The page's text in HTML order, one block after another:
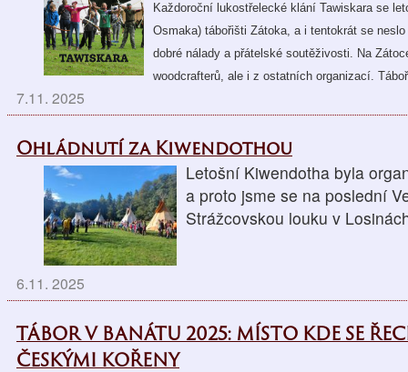
Každoroční lukostřelecké klání Tawiskara se
Osmaka) tábořišti Zátoka, a i tentokrát se
dobré nálady a přátelské soutěživosti. Na
woodcrafterů, ale i z ostatních organizací.
7.11. 2025
Ohládnutí za Kiwendothou
Letošní Kiwendotha byla
a proto jsme se na poslední
Strážcovskou louku v
6.11. 2025
TÁBOR V BANÁTU 2025: MÍSTO KDE SE
ČESKÝMI KOŘENY